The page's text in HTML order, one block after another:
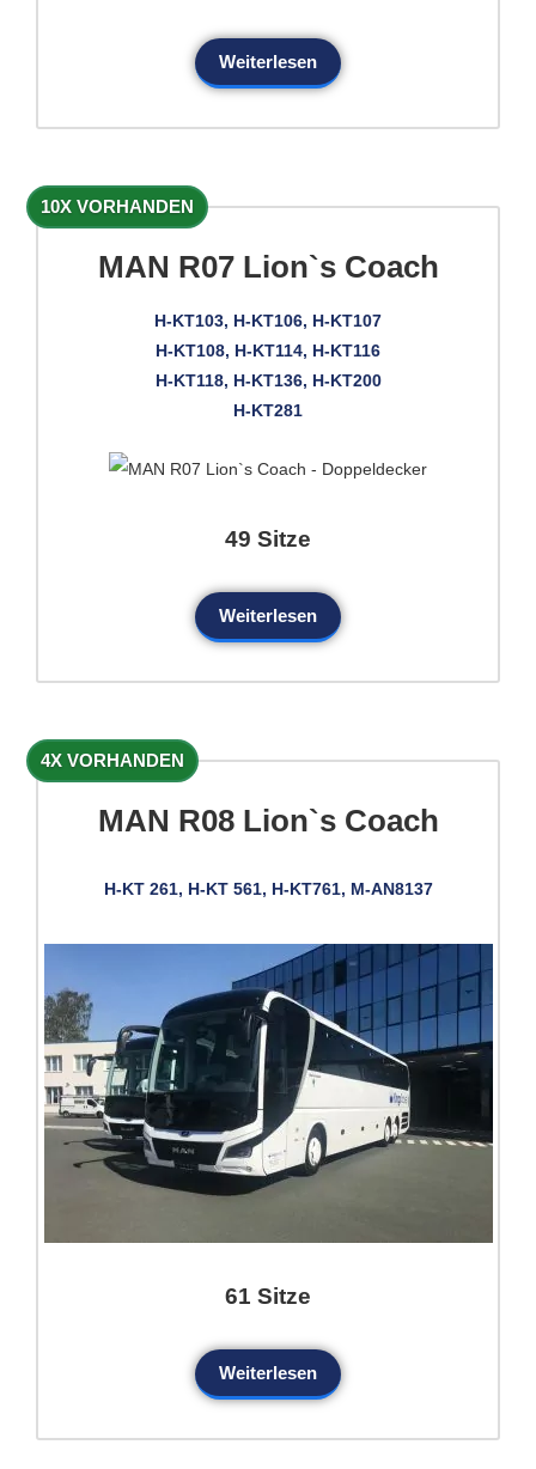
Weiterlesen
10X VORHANDEN
MAN R07 Lion`s Coach
H-KT103, H-KT106, H-KT107
H-KT108, H-KT114, H-KT116
H-KT118, H-KT136, H-KT200
H-KT281
49 Sitze
Weiterlesen
4X VORHANDEN
MAN R08 Lion`s Coach
H-KT 261, H-KT 561, H-KT761, M-AN8137
61 Sitze
Weiterlesen